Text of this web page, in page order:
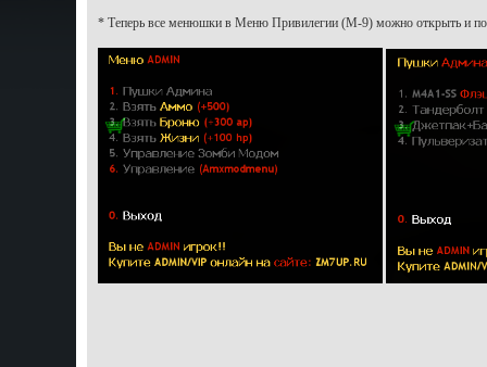
* Теперь все менюшки в Меню Привилегии (М-9) можно открыть и